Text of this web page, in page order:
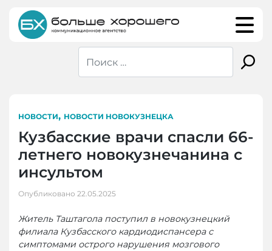
content
НОВОСТИ, НОВОСТИ НОВОКУЗНЕЦКА
Кузбасские врачи спасли 66-
летнего новокузнечанина с
инсультом
Опубликовано 22.05.2025
Житель Таштагола поступил в новокузнецкий
филиала Кузбасского кардиодиспансера с
симптомами острого нарушения мозгового